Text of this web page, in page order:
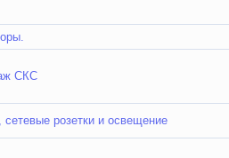
СКС
розетки и освещение